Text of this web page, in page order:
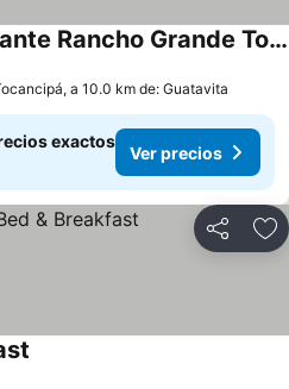
Hospedaje & Restaurante Rancho Grande Tocancipa SAS
a 10.0 km de: Guatavita
exactos
Ver precios
Compartir